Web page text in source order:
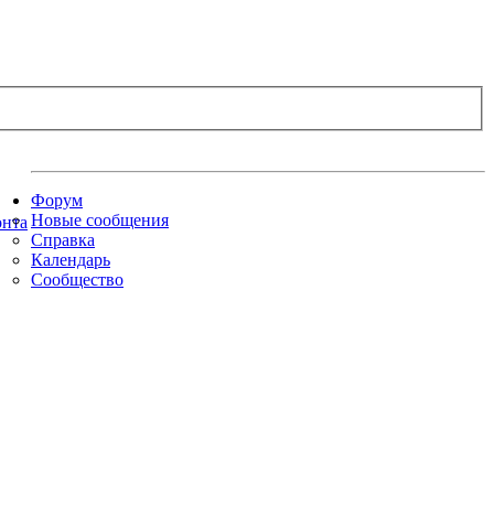
Форум
Новые сообщения
Справка
Календарь
Сообщество